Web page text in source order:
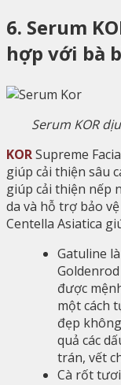
6. Serum
hợp với bà
Serum KOR
KORSupreme
giúp cải thiện sâu
giúp cải thiện nếp
da và hỗ trợ bảo
Centella Asiatica
Gatuline
được
một cách
đẹp
quả các
trán, vết
Cà rốt